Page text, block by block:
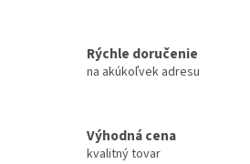
Rýchle doručenie
na akúkoľvek adresu
Výhodná cena
kvalitný tovar